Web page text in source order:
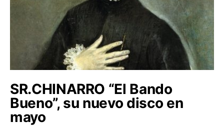
SR.CHINARRO “El Bando
Bueno”, su nuevo disco en
mayo